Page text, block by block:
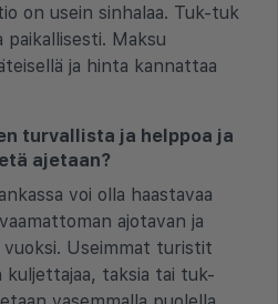
on usein sinhalaa. Tuk-tuk
Maksu
ja hinta kannattaa
turvallista ja helppoa ja
ajetaan?
voi olla haastavaa
ajotavan ja
Useimmat turistit
taksia tai tuk-